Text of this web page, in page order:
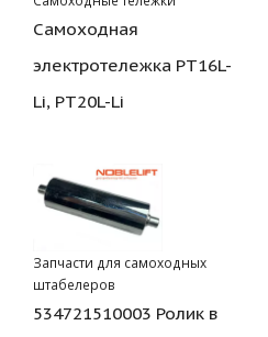
Самоходная
электротележка PT16L-
Li, PT20L-Li
Запчасти для самоходных
штабелеров
534721510003 Ролик в